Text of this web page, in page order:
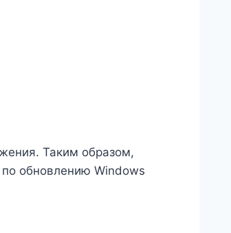
Таким образом,
обновлению Windows